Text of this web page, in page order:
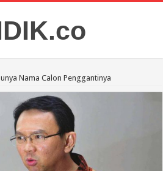
Nama Calon Penggantinya